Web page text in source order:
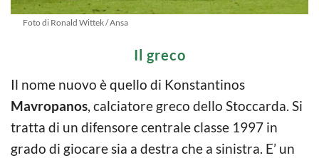
Foto di Ronald Wittek / Ansa
Il greco
Il nome nuovo è quello di Konstantinos
Mavropanos, calciatore greco dello Stoccarda. Si
tratta di un difensore centrale classe 1997 in
grado di giocare sia a destra che a sinistra. E’ un